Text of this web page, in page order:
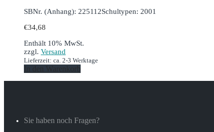
SBNr. (Anhang): 225112Schultypen: 2001
€34,68
Enthält 10% MwSt.
zzgl. Versand
Lieferzeit: ca. 2-3 Werktage
In den Warenkorb
Sie haben noch Fragen?